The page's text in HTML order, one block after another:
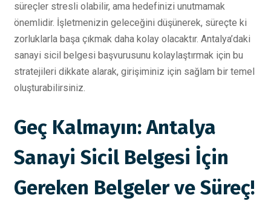
süreçler stresli olabilir, ama hedefinizi unutmamak
önemlidir. İşletmenizin geleceğini düşünerek, süreçte ki
zorluklarla başa çıkmak daha kolay olacaktır. Antalya’daki
sanayi sicil belgesi başvurusunu kolaylaştırmak için bu
stratejileri dikkate alarak, girişiminiz için sağlam bir temel
oluşturabilirsiniz.
Geç Kalmayın: Antalya
Sanayi Sicil Belgesi İçin
Gereken Belgeler ve Süreç!